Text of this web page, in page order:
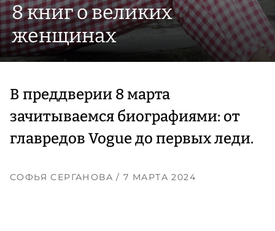
8 книг о великих
женщинах
В преддверии 8 марта
зачитываемся биографиями: от
главредов Vogue до первых леди.
СОФЬЯ СЕРГАНОВА/ 7 МАРТА 2024